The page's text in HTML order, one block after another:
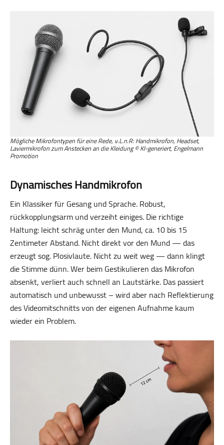
Mögliche Mikrofontypen für eine Rede, v.L.n.R: Handmikrofon, Headset,
Laviermikrofon zum Anstecken an die Kleidung © KI-generiert, Engelmann
Promotion
Dynamisches Handmikrofon
Ein Klassiker für Gesang und Sprache. Robust,
rückkopplungsarm und verzeiht einiges. Die richtige
Haltung: leicht schräg unter den Mund, ca. 10 bis 15
Zentimeter Abstand. Nicht direkt vor den Mund — das
erzeugt sog. Plosivlaute. Nicht zu weit weg — dann klingt
die Stimme dünn. Wer beim Gestikulieren das Mikrofon
absenkt, verliert auch schnell an Lautstärke. Das passiert
automatisch und unbewusst – wird aber nach Reflektierung
des Videomitschnitts von der eigenen Aufnahme kaum
wieder ein Problem.